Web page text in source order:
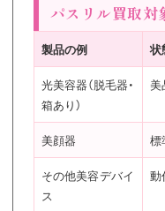
パスリル買取対
製品の例 状
光美容器（脱毛器・
箱あり）
美
美顔器 標
その他美容デバイ
ス
動